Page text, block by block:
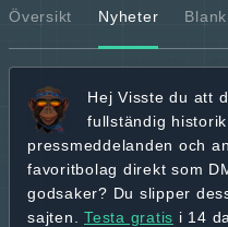
Översikt Nyheter
Hej Visste du att
fullständig historik
pressmeddelanden och
favoritbolag direkt som
godsaker? Du slipper
sajten. Testa gratis i 14